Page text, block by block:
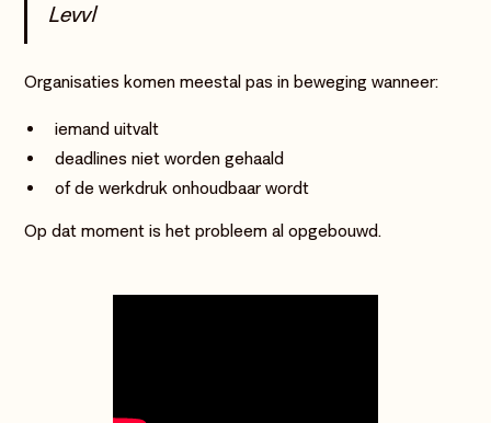
Levvl
Organisaties komen meestal pas in beweging wanneer:
iemand uitvalt
deadlines niet worden gehaald
of de werkdruk onhoudbaar wordt
Op dat moment is het probleem al opgebouwd.